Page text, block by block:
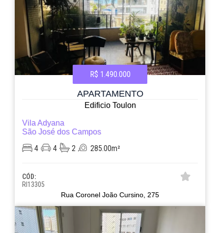
R$ 1.490.000
APARTAMENTO
Edificio Toulon
Vila Adyana
São José dos Campos
4 4 2 285.00m²
CÓD:
RI13305
Rua Coronel João Cursino, 275